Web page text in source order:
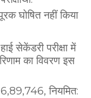
घोषित नहीं किया
सेकेंडरी परीक्षा में
का विवरण इस
6,89,746, नियमित: